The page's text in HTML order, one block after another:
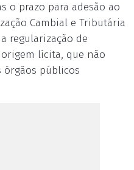
o prazo para adesão ao
Cambial e Tributária
regularização de
lícita, que não
órgãos públicos